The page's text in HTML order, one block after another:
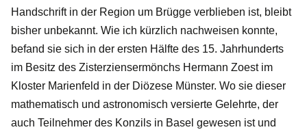
Handschrift in der Region um Brügge verblieben ist, bleibt
bisher unbekannt. Wie ich kürzlich nachweisen konnte,
befand sie sich in der ersten Hälfte des 15. Jahrhunderts
im Besitz des Zisterziensermönchs Hermann Zoest im
Kloster Marienfeld in der Diözese Münster. Wo sie dieser
mathematisch und astronomisch versierte Gelehrte, der
auch Teilnehmer des Konzils in Basel gewesen ist und